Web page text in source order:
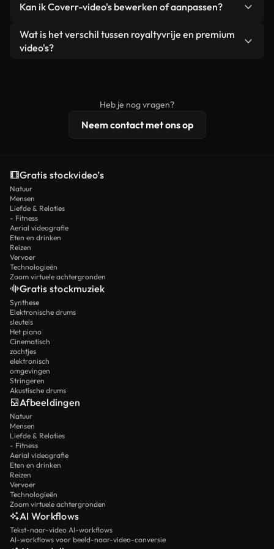
advertenties van klanten, zolang je de beelden
een losstaand product.
zijn of door AI gegenereerd – bevat watermerken.
Je krijgt schoon, direct bruikbaar beeldmateriaal.
Kan ik Coverr-video's bewerken of aanpassen?
Ja. Je mag onze video's inkorten, bijsnijden of
remixen. Zorg er wel voor dat het eindproduct
Wat is het verschil tussen royaltyvrije en premium
video's?
licentiebescherming omvat.
Heb je nog vragen?
Neem contact met ons op
Gratis stockvideo’s
Natuur
Mensen
Liefde & Relaties
- Fitness
Aerial videografie
Eten en drinken
Reizen
Vervoer
Technologieën
Zoom virtuele achtergronden
Gratis stockmuziek
Synthese
Elektronische drums
sleutels
Het piano
Cinematisch
zachtjes
elektronisch
omgevingen
Stringeren
Akustische drums
Afbeeldingen
Natuur
Mensen
Liefde & Relaties
- Fitness
Aerial videografie
Eten en drinken
Reizen
Vervoer
Technologieën
Zoom virtuele achtergronden
AI Workflows
Tekst-naar-video AI-workflows
AI-workflows voor beeld-naar-video-conversie